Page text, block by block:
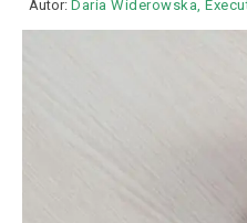
Autor: Daria Widerowska,